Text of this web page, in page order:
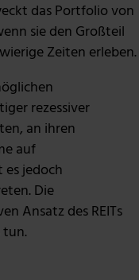
das Portfolio von
sie den Großteil
Zeiten erleben.
rezessiver
an ihren
auf
jedoch
Die
Ansatz des REITs
tun.